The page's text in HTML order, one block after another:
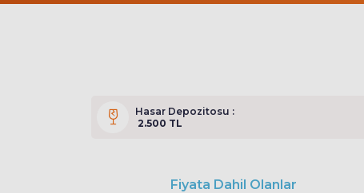
Hasar Depozitosu :
2.500 TL
Fiyata Dahil Olanlar